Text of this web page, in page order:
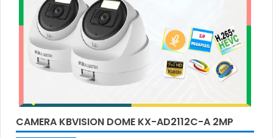
CAMERA KBVISION DOME KX-AD2112C-A 2MP